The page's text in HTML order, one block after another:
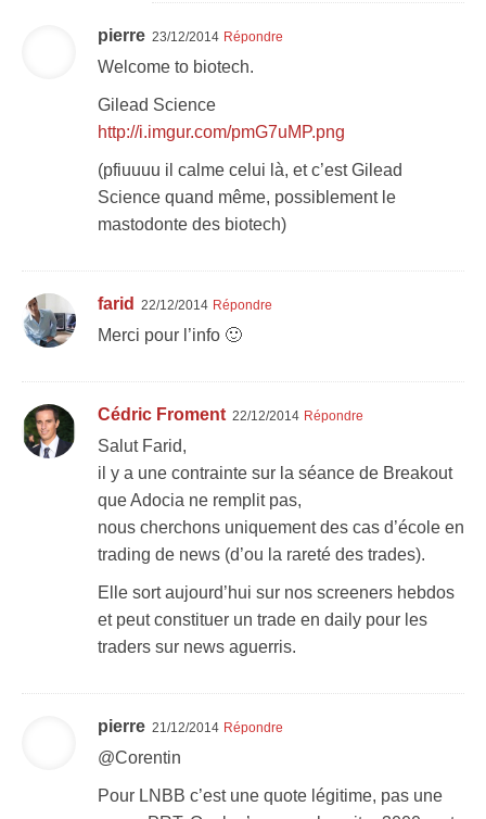
pierre 23/12/2014 Répondre
Welcome to biotech.
Gilead Science
http://i.imgur.com/pmG7uMP.png
(pfiuuuu il calme celui là, et c’est Gilead
Science quand même, possiblement le
mastodonte des biotech)
farid 22/12/2014 Répondre
Merci pour l’info 🙂
Cédric Froment 22/12/2014 Répondre
Salut Farid,
il y a une contrainte sur la séance de Breakout
que Adocia ne remplit pas,
nous cherchons uniquement des cas d’école en
trading de news (d’ou la rareté des trades).
Elle sort aujourd’hui sur nos screeners hebdos
et peut constituer un trade en daily pour les
traders sur news aguerris.
pierre 21/12/2014 Répondre
@Corentin
Pour LNBB c’est une quote légitime, pas une